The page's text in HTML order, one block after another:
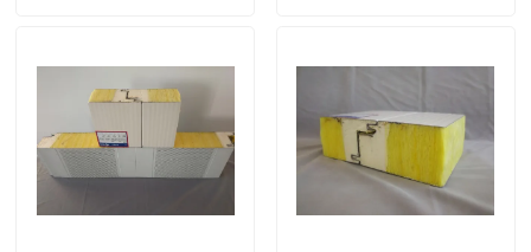
Circa noi
Giro della fabbrica
Controllo di qualità